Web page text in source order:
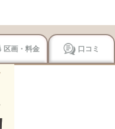
区画・料金 口コミ